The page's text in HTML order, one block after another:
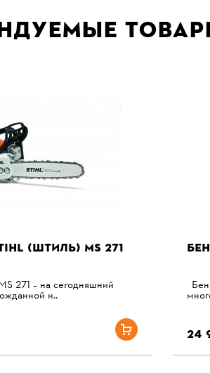
(ШТИЛЬ) MS 271
271 – на сегодняшний
н..
24